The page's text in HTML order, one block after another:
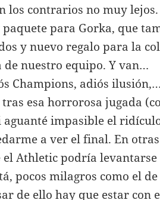
los contrarios no muy
para Gorka, que
y nuevo regalo para la
de nuestro equipo. Y van…
Champions, adiós
esa horrorosa jugada
aguanté impasible el
a ver el final. En
Athletic podría
pocos milagros como el
de ello hay que estar con